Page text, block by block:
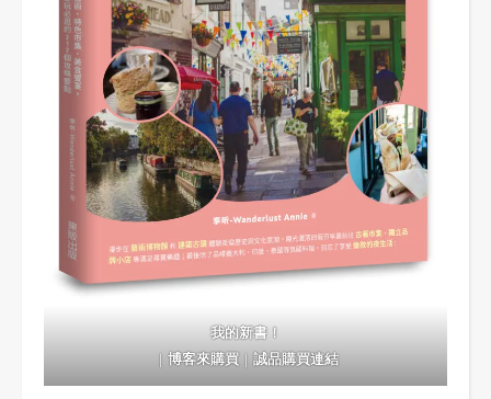
我的新書！
｜博客來購買｜誠品購買連結